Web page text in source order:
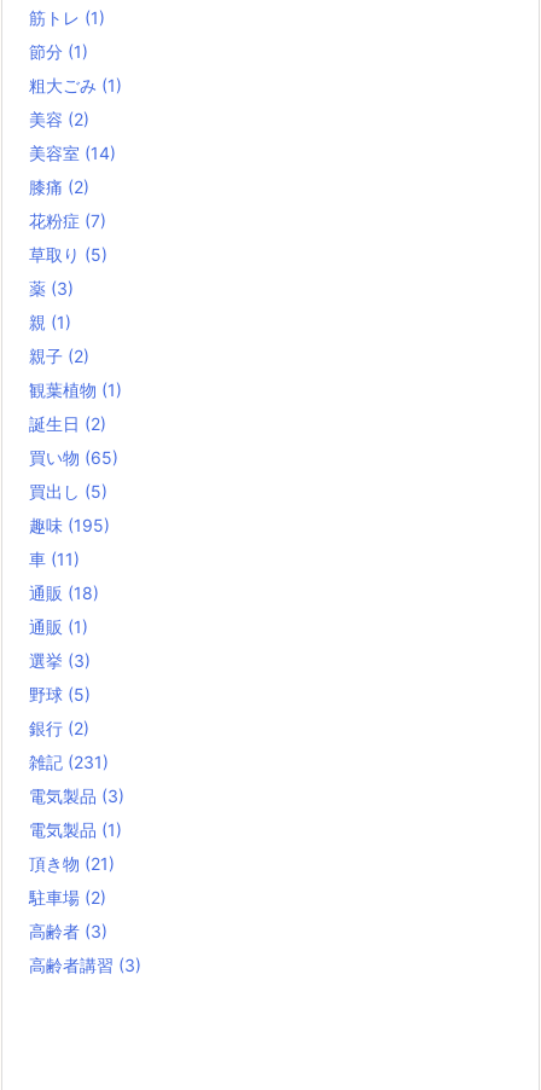
筋トレ (1)
節分 (1)
粗大ごみ (1)
美容 (2)
美容室 (14)
膝痛 (2)
花粉症 (7)
草取り (5)
薬 (3)
親 (1)
親子 (2)
観葉植物 (1)
誕生日 (2)
買い物 (65)
買出し (5)
趣味 (195)
車 (11)
通販 (18)
通販 (1)
選挙 (3)
野球 (5)
銀行 (2)
雑記 (231)
電気製品 (3)
電気製品 (1)
頂き物 (21)
駐車場 (2)
高齢者 (3)
高齢者講習 (3)